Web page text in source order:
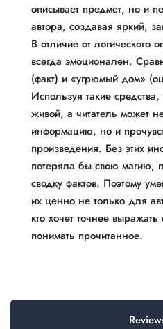
описывает предмет, но и
автора, создавая яркий,
В отличие от логического
всегда эмоционален.
(факт) и «угрюмый дом»
Используя такие
живой, а читатель может
информацию, но и
произведения. Без этих
потеряла бы свою магию,
сводку фактов. Поэтому
их ценно не только для
кто хочет точнее
понимать прочитанное.